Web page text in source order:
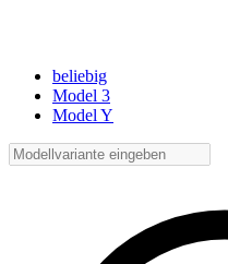
beliebig
Model 3
Model Y